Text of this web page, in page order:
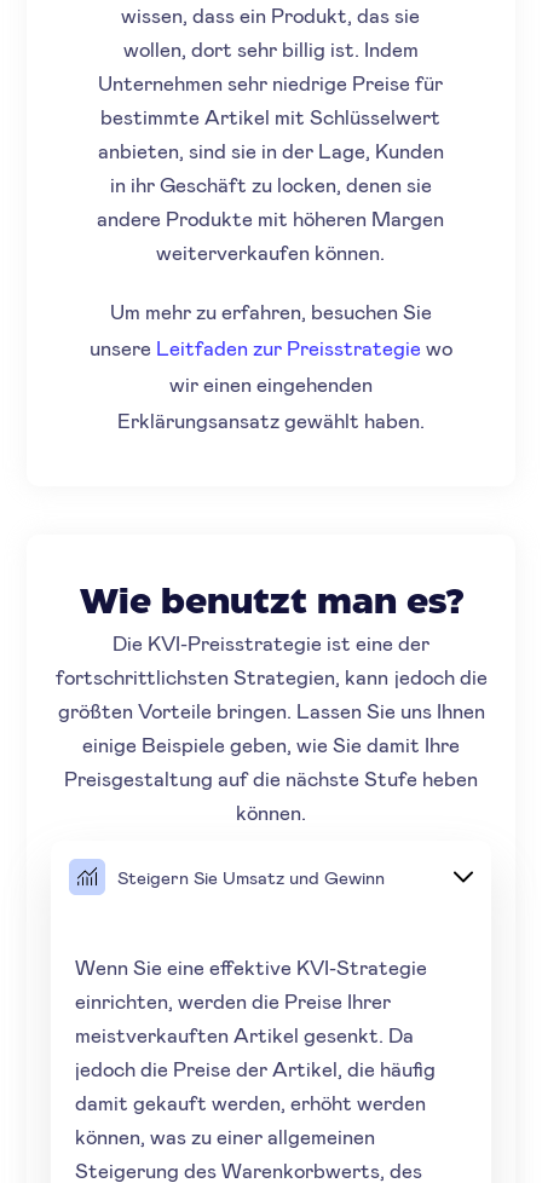
wissen, dass ein Produkt, das sie
wollen, dort sehr billig ist. Indem
Unternehmen sehr niedrige Preise für
bestimmte Artikel mit Schlüsselwert
anbieten, sind sie in der Lage, Kunden
in ihr Geschäft zu locken, denen sie
andere Produkte mit höheren Margen
weiterverkaufen können.
Um mehr zu erfahren, besuchen Sie
unsere Leitfaden zur Preisstrategie wo
wir einen eingehenden
Erklärungsansatz gewählt haben.
Wie benutzt man es?
Die KVI-Preisstrategie ist eine der
fortschrittlichsten Strategien, kann jedoch die
größten Vorteile bringen. Lassen Sie uns Ihnen
einige Beispiele geben, wie Sie damit Ihre
Preisgestaltung auf die nächste Stufe heben
können.
Steigern Sie Umsatz und Gewinn
Wenn Sie eine effektive KVI-Strategie
einrichten, werden die Preise Ihrer
meistverkauften Artikel gesenkt. Da
jedoch die Preise der Artikel, die häufig
damit gekauft werden, erhöht werden
können, was zu einer allgemeinen
Steigerung des Warenkorbwerts, des